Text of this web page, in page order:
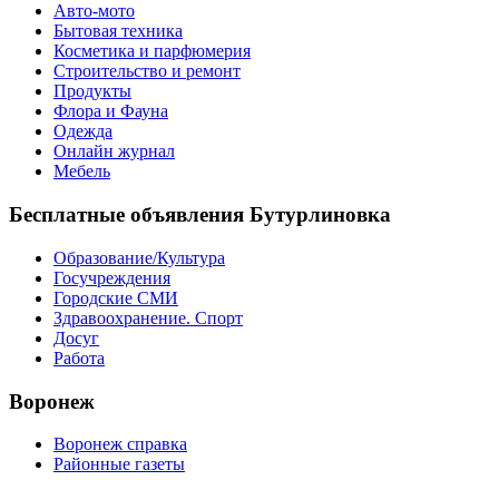
Авто-мото
Бытовая техника
Косметика и парфюмерия
Строительство и ремонт
Продукты
Флора и Фауна
Одежда
Онлайн журнал
Мебель
Бесплатные объявления Бутурлиновка
Образование/Культура
Госучреждения
Городские СМИ
Здравоохранение. Спорт
Досуг
Работа
Воронеж
Воронеж справка
Районные газеты